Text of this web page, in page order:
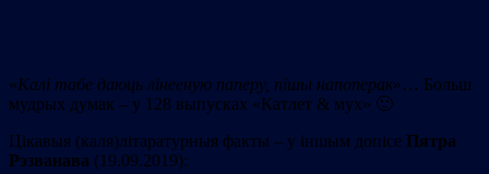
«Калі табе даюць лінееную паперу, пішы напоперак»… Больш
мудрых думак – у 128 выпусках «Катлет & мух» 🙂
Цікавыя (каля)літаратурныя факты – у іншым допісе Пятра
Рэзванава (19.09.2019):